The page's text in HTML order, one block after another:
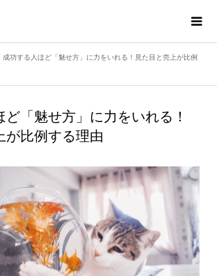
成功する人ほど「魅せ方」に力をいれる！見た目と売上が比例
「魅せ方」に力をいれる！
が比例する理由